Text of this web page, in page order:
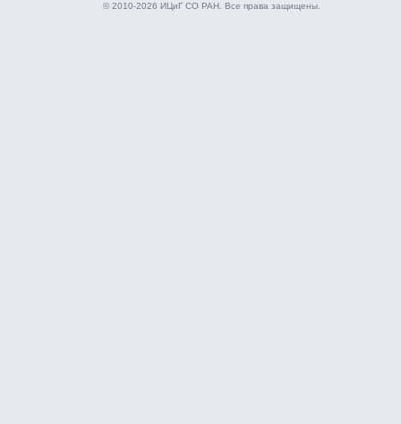
© 2010-2026 ИЦиГ СО РАН. Все права защищены.